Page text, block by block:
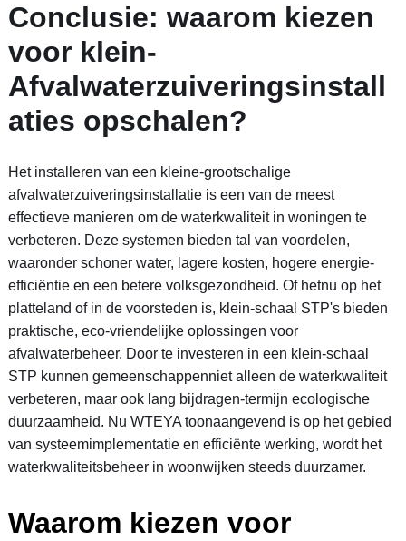
Conclusie: waarom kiezen
voor klein-
Afvalwaterzuiveringsinstall
aties opschalen?
Het installeren van een kleine-grootschalige
afvalwaterzuiveringsinstallatie is een van de meest
effectieve manieren om de waterkwaliteit in woningen te
verbeteren. Deze systemen bieden tal van voordelen,
waaronder schoner water, lagere kosten, hogere energie-
efficiëntie en een betere volksgezondheid. Of hetnu op het
platteland of in de voorsteden is, klein-schaal STP's bieden
praktische, eco-vriendelijke oplossingen voor
afvalwaterbeheer. Door te investeren in een klein-schaal
STP kunnen gemeenschappenniet alleen de waterkwaliteit
verbeteren, maar ook lang bijdragen-termijn ecologische
duurzaamheid. Nu WTEYA toonaangevend is op het gebied
van systeemimplementatie en efficiënte werking, wordt het
waterkwaliteitsbeheer in woonwijken steeds duurzamer.
Waarom kiezen voor